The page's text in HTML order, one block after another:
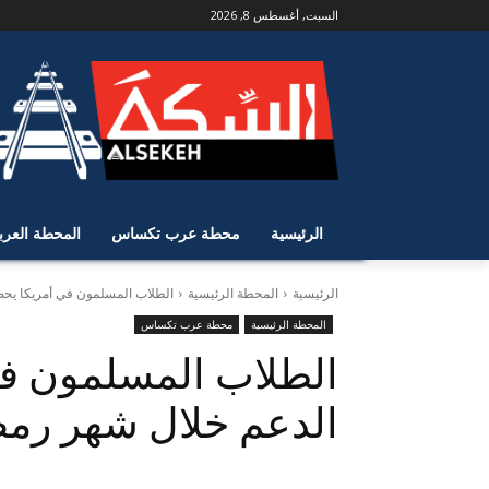
السبت, أغسطس 8, 2026
الرئيسية محطة عرب تكساس المحطة
الرئيسية المحطة الرئيسية الطلاب المسلمون في أمريكا
المحطة الرئيسية محطة عرب تكساس
الطلاب المسلمون
الدعم خلال شهر